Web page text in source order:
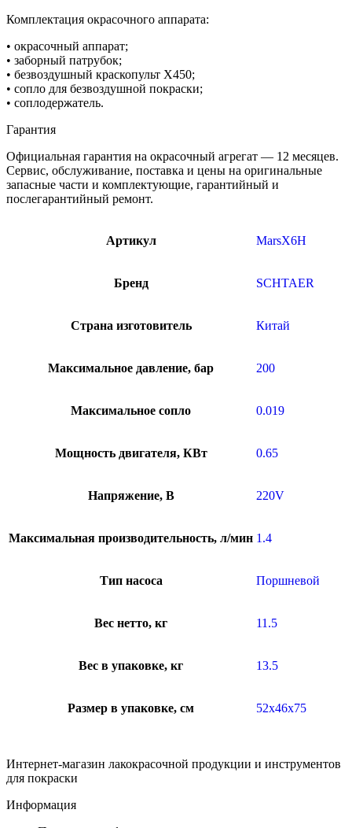
Комплектация окрасочного аппарата:
• окрасочный аппарат;
• заборный патрубок;
• безвоздушный краскопульт Х450;
• сопло для безвоздушной покраски;
• соплодержатель.
Гарантия
Официальная гарантия на окрасочный агрегат — 12 месяцев.
Сервис, обслуживание, поставка и цены на оригинальные
запасные части и комплектующие, гарантийный и
послегарантийный ремонт.
Артикул MarsX6H
Бренд SCHTAER
Страна изготовитель Китай
Максимальное давление, бар 200
Максимальное сопло 0.019
Мощность двигателя, КВт 0.65
Напряжение, В 220V
Максимальная производительность, л/мин 1.4
Тип насоса Поршневой
Вес нетто, кг 11.5
Вес в упаковке, кг 13.5
Размер в упаковке, см 52x46x75
Интернет-магазин лакокрасочной продукции и инструментов
для покраски
Информация